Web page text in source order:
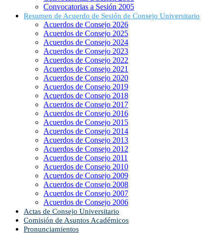
Convocatorias a Sesión 2005
Resumen de Acuerdo de Sesión de Consejo Universitario
Acuerdos de Consejo 2026
Acuerdos de Consejo 2025
Acuerdos de Consejo 2024
Acuerdos de Consejo 2023
Acuerdos de Consejo 2022
Acuerdos de Consejo 2021
Acuerdos de Consejo 2020
Acuerdos de Consejo 2019
Acuerdos de Consejo 2018
Acuerdos de Consejo 2017
Acuerdos de Consejo 2016
Acuerdos de Consejo 2015
Acuerdos de Consejo 2014
Acuerdos de Consejo 2013
Acuerdos de Consejo 2012
Acuerdos de Consejo 2011
Acuerdos de Consejo 2010
Acuerdos de Consejo 2009
Acuerdos de Consejo 2008
Acuerdos de Consejo 2007
Acuerdos de Consejo 2006
Actas de Consejo Universitario
Comisión de Asuntos Académicos
Pronunciamientos